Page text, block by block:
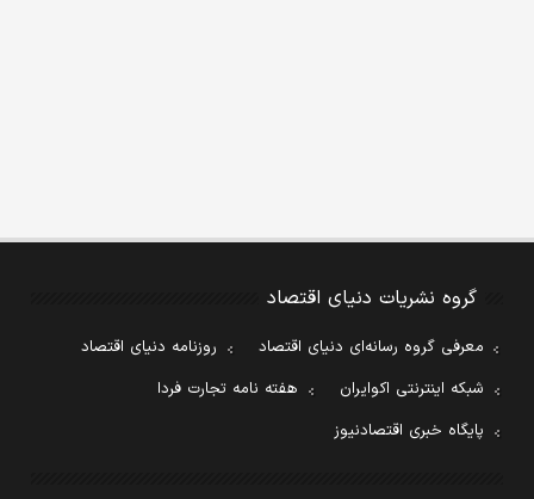
گروه نشریات دنیای اقتصاد
معرفی گروه رسانه‌ای دنیای اقتصاد
روزنامه دنیای اقتصاد
شبکه اینترنتی اکوایران
هفته نامه تجارت فردا
پایگاه خبری اقتصادنیوز